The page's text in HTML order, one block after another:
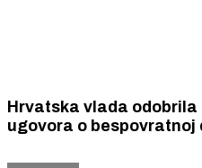
Hrvatska vlada odobrila
ugovora o bespovratnoj